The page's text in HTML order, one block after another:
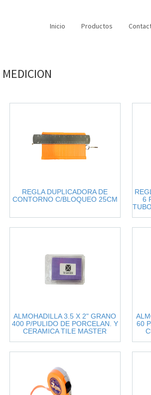
Inicio Productos
MEDICION
REGLA DUPLICADORA DE
CONTORNO C/BLOQUEO 25CM
6
ALMOHADILLA 3.5 X 2" GRANO
400 P/PULIDO DE PORCELAN. Y
CERAMICA TILE MASTER
60